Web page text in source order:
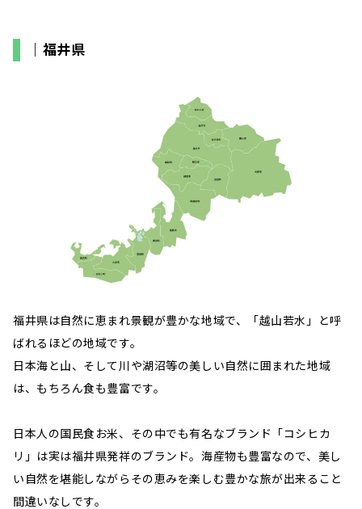
｜福井県
福井県は自然に恵まれ景観が豊かな地域で、「越山若水」と呼
ばれるほどの地域です。
日本海と山、そして川や湖沼等の美しい自然に囲まれた地域
は、もちろん食も豊富です。
日本人の国民食お米、その中でも有名なブランド「コシヒカ
リ」は実は福井県発祥のブランド。海産物も豊富なので、美し
い自然を堪能しながらその恵みを楽しむ豊かな旅が出来ること
間違いなしです。